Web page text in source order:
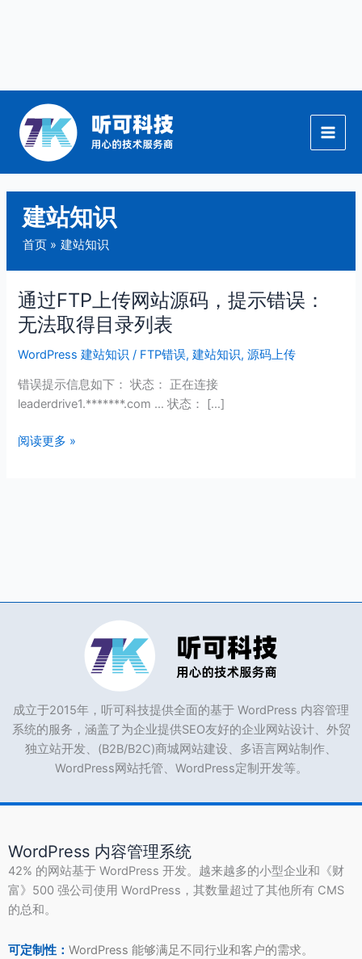
建站知识
首页 建站知识
通过FTP上传网站源码，提示错误：
无法取得目录列表
WordPress 建站知识 / FTP错误,建站知识,源码上传
错误提示信息如下： 状态： 正在连接
leaderdrive1.*******.com … 状态： […]
通
过
FTP
上
网
源
码，
得
阅读更多 »
成立于2015年，听可科技提供全面的基于 WordPress 内容管理
系统的服务，涵盖了为企业提供SEO友好的企业网站设计、外贸
独立站开发、(B2B/B2C)商城网站建设、多语言网站制作、
WordPress网站托管、WordPress定制开发等。
WordPress 内容管理系统
42% 的网站基于 WordPress 开发。越来越多的小型企业和《财
富》500 强公司使用 WordPress，其数量超过了其他所有 CMS
的总和。
可定制性： WordPress 能够满足不同行业和客户的需求。